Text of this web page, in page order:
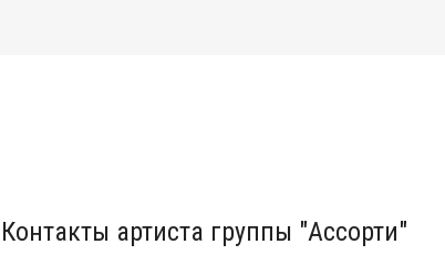
Контакты артиста группы "Ассорти"